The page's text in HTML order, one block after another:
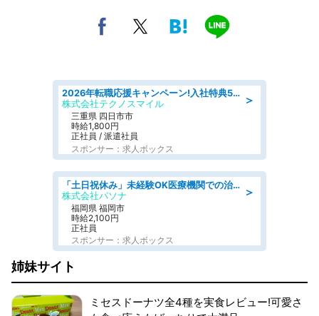
＞
2026年転職応援キャンペーン!入社特典58万円/デンソーで働こう!自動車工場で小型部品の検査業務 denso aichi
株式会社テクノスマイル
三重県 四日市市
時給1,800円
正社員 / 派遣社員
スポンサー：求人ボックス
＞
「土日祝休み」未経験OK医療機関での治験コーディネーターのお仕事
株式会社パソナ
福岡県 福岡市
時給2,100円
正社員
スポンサー：求人ボックス
姉妹サイト
ミセスドーナツ全4種を実食レビュー!可愛さ